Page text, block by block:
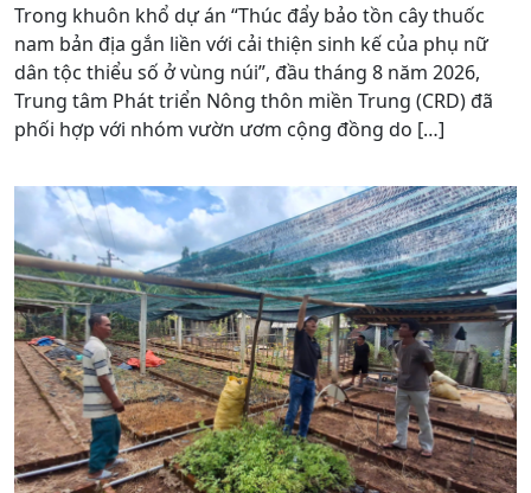
Trong khuôn khổ dự án “Thúc đẩy bảo tồn cây thuốc
nam bản địa gắn liền với cải thiện sinh kế của phụ nữ
dân tộc thiểu số ở vùng núi”, đầu tháng 8 năm 2026,
Trung tâm Phát triển Nông thôn miền Trung (CRD) đã
phối hợp với nhóm vườn ươm cộng đồng do […]